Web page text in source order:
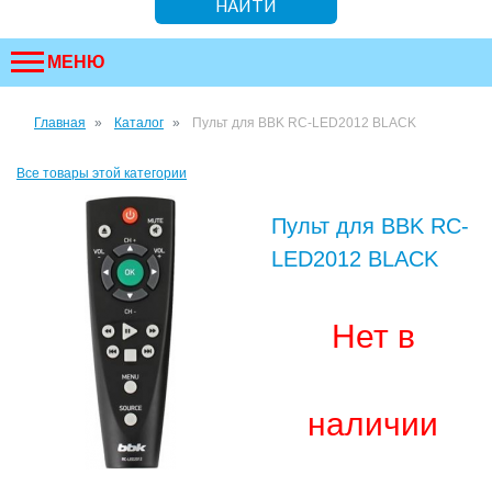
МЕНЮ
Главная Каталог Пульт для BBK RC-LED2012 BLACK
Все товары этой категории
Пульт для BBK RC-
LED2012 BLACK
Нет в
наличии